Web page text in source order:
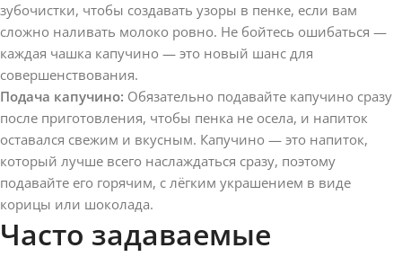
зубочистки, чтобы создавать узоры в пенке, если вам
сложно наливать молоко ровно. Не бойтесь ошибаться —
каждая чашка капучино — это новый шанс для
совершенствования.
Подача капучино: Обязательно подавайте капучино сразу
после приготовления, чтобы пенка не осела, и напиток
оставался свежим и вкусным. Капучино — это напиток,
который лучше всего наслаждаться сразу, поэтому
подавайте его горячим, с лёгким украшением в виде
корицы или шоколада.
Часто задаваемые